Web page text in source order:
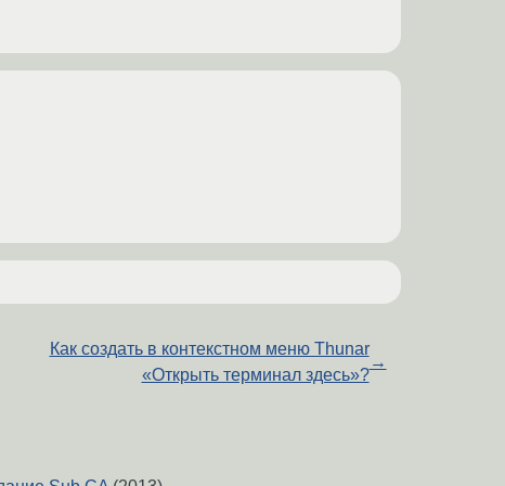
Как создать в контекстном меню Thunar
«Открыть терминал здесь»?
→